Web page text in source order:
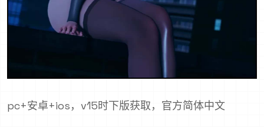
pc+安卓+ios，v15时下版获取，官方简体中文